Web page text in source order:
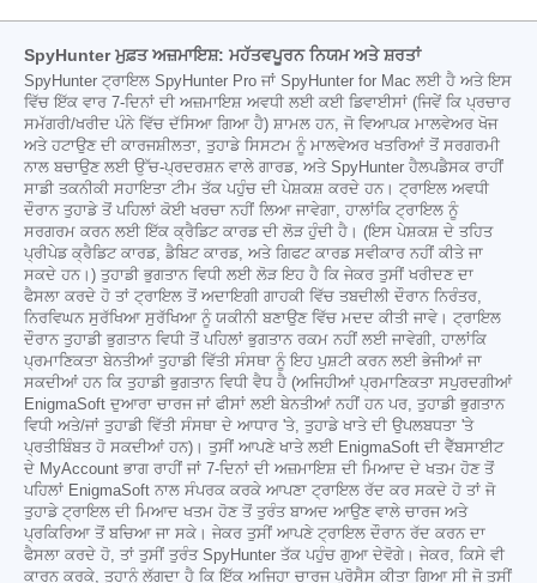
SpyHunter ਮੁਫ਼ਤ ਅਜ਼ਮਾਇਸ਼: ਮਹੱਤਵਪੂਰਨ ਨਿਯਮ ਅਤੇ ਸ਼ਰਤਾਂ
SpyHunter ਟ੍ਰਾਇਲ SpyHunter Pro ਜਾਂ SpyHunter for Mac ਲਈ ਹੈ ਅਤੇ ਇਸ
ਵਿੱਚ ਇੱਕ ਵਾਰ 7-ਦਿਨਾਂ ਦੀ ਅਜ਼ਮਾਇਸ਼ ਅਵਧੀ ਲਈ ਕਈ ਡਿਵਾਈਸਾਂ (ਜਿਵੇਂ ਕਿ ਪ੍ਰਚਾਰ
ਸਮੱਗਰੀ/ਖਰੀਦ ਪੰਨੇ ਵਿੱਚ ਦੱਸਿਆ ਗਿਆ ਹੈ) ਸ਼ਾਮਲ ਹਨ, ਜੋ ਵਿਆਪਕ ਮਾਲਵੇਅਰ ਖੋਜ
ਅਤੇ ਹਟਾਉਣ ਦੀ ਕਾਰਜਸ਼ੀਲਤਾ, ਤੁਹਾਡੇ ਸਿਸਟਮ ਨੂੰ ਮਾਲਵੇਅਰ ਖਤਰਿਆਂ ਤੋਂ ਸਰਗਰਮੀ
ਨਾਲ ਬਚਾਉਣ ਲਈ ਉੱਚ-ਪ੍ਰਦਰਸ਼ਨ ਵਾਲੇ ਗਾਰਡ, ਅਤੇ SpyHunter ਹੈਲਪਡੈਸਕ ਰਾਹੀਂ
ਸਾਡੀ ਤਕਨੀਕੀ ਸਹਾਇਤਾ ਟੀਮ ਤੱਕ ਪਹੁੰਚ ਦੀ ਪੇਸ਼ਕਸ਼ ਕਰਦੇ ਹਨ। ਟ੍ਰਾਇਲ ਅਵਧੀ
ਦੌਰਾਨ ਤੁਹਾਡੇ ਤੋਂ ਪਹਿਲਾਂ ਕੋਈ ਖਰਚਾ ਨਹੀਂ ਲਿਆ ਜਾਵੇਗਾ, ਹਾਲਾਂਕਿ ਟ੍ਰਾਇਲ ਨੂੰ
ਸਰਗਰਮ ਕਰਨ ਲਈ ਇੱਕ ਕ੍ਰੈਡਿਟ ਕਾਰਡ ਦੀ ਲੋੜ ਹੁੰਦੀ ਹੈ। (ਇਸ ਪੇਸ਼ਕਸ਼ ਦੇ ਤਹਿਤ
ਪ੍ਰੀਪੇਡ ਕ੍ਰੈਡਿਟ ਕਾਰਡ, ਡੈਬਿਟ ਕਾਰਡ, ਅਤੇ ਗਿਫਟ ਕਾਰਡ ਸਵੀਕਾਰ ਨਹੀਂ ਕੀਤੇ ਜਾ
ਸਕਦੇ ਹਨ।) ਤੁਹਾਡੀ ਭੁਗਤਾਨ ਵਿਧੀ ਲਈ ਲੋੜ ਇਹ ਹੈ ਕਿ ਜੇਕਰ ਤੁਸੀਂ ਖਰੀਦਣ ਦਾ
ਫੈਸਲਾ ਕਰਦੇ ਹੋ ਤਾਂ ਟ੍ਰਾਇਲ ਤੋਂ ਅਦਾਇਗੀ ਗਾਹਕੀ ਵਿੱਚ ਤਬਦੀਲੀ ਦੌਰਾਨ ਨਿਰੰਤਰ,
ਨਿਰਵਿਘਨ ਸੁਰੱਖਿਆ ਸੁਰੱਖਿਆ ਨੂੰ ਯਕੀਨੀ ਬਣਾਉਣ ਵਿੱਚ ਮਦਦ ਕੀਤੀ ਜਾਵੇ। ਟ੍ਰਾਇਲ
ਦੌਰਾਨ ਤੁਹਾਡੀ ਭੁਗਤਾਨ ਵਿਧੀ ਤੋਂ ਪਹਿਲਾਂ ਭੁਗਤਾਨ ਰਕਮ ਨਹੀਂ ਲਈ ਜਾਵੇਗੀ, ਹਾਲਾਂਕਿ
ਪ੍ਰਮਾਣਿਕਤਾ ਬੇਨਤੀਆਂ ਤੁਹਾਡੀ ਵਿੱਤੀ ਸੰਸਥਾ ਨੂੰ ਇਹ ਪੁਸ਼ਟੀ ਕਰਨ ਲਈ ਭੇਜੀਆਂ ਜਾ
ਸਕਦੀਆਂ ਹਨ ਕਿ ਤੁਹਾਡੀ ਭੁਗਤਾਨ ਵਿਧੀ ਵੈਧ ਹੈ (ਅਜਿਹੀਆਂ ਪ੍ਰਮਾਣਿਕਤਾ ਸਪੁਰਦਗੀਆਂ
EnigmaSoft ਦੁਆਰਾ ਚਾਰਜ ਜਾਂ ਫੀਸਾਂ ਲਈ ਬੇਨਤੀਆਂ ਨਹੀਂ ਹਨ ਪਰ, ਤੁਹਾਡੀ ਭੁਗਤਾਨ
ਵਿਧੀ ਅਤੇ/ਜਾਂ ਤੁਹਾਡੀ ਵਿੱਤੀ ਸੰਸਥਾ ਦੇ ਆਧਾਰ 'ਤੇ, ਤੁਹਾਡੇ ਖਾਤੇ ਦੀ ਉਪਲਬਧਤਾ 'ਤੇ
ਪ੍ਰਤੀਬਿੰਬਤ ਹੋ ਸਕਦੀਆਂ ਹਨ)। ਤੁਸੀਂ ਆਪਣੇ ਖਾਤੇ ਲਈ EnigmaSoft ਦੀ ਵੈੱਬਸਾਈਟ
ਦੇ MyAccount ਭਾਗ ਰਾਹੀਂ ਜਾਂ 7-ਦਿਨਾਂ ਦੀ ਅਜ਼ਮਾਇਸ਼ ਦੀ ਮਿਆਦ ਦੇ ਖਤਮ ਹੋਣ ਤੋਂ
ਪਹਿਲਾਂ EnigmaSoft ਨਾਲ ਸੰਪਰਕ ਕਰਕੇ ਆਪਣਾ ਟ੍ਰਾਇਲ ਰੱਦ ਕਰ ਸਕਦੇ ਹੋ ਤਾਂ ਜੋ
ਤੁਹਾਡੇ ਟ੍ਰਾਇਲ ਦੀ ਮਿਆਦ ਖਤਮ ਹੋਣ ਤੋਂ ਤੁਰੰਤ ਬਾਅਦ ਆਉਣ ਵਾਲੇ ਚਾਰਜ ਅਤੇ
ਪ੍ਰਕਿਰਿਆ ਤੋਂ ਬਚਿਆ ਜਾ ਸਕੇ। ਜੇਕਰ ਤੁਸੀਂ ਆਪਣੇ ਟ੍ਰਾਇਲ ਦੌਰਾਨ ਰੱਦ ਕਰਨ ਦਾ
ਫੈਸਲਾ ਕਰਦੇ ਹੋ, ਤਾਂ ਤੁਸੀਂ ਤੁਰੰਤ SpyHunter ਤੱਕ ਪਹੁੰਚ ਗੁਆ ਦੇਵੋਗੇ। ਜੇਕਰ, ਕਿਸੇ ਵੀ
ਕਾਰਨ ਕਰਕੇ, ਤੁਹਾਨੂੰ ਲੱਗਦਾ ਹੈ ਕਿ ਇੱਕ ਅਜਿਹਾ ਚਾਰਜ ਪ੍ਰੋਸੈਸ ਕੀਤਾ ਗਿਆ ਸੀ ਜੋ ਤੁਸੀਂ